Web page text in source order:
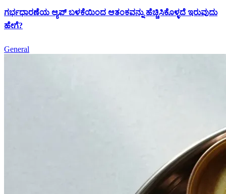
ಗರ್ಭಧಾರಣೆಯ ಆ್ಯಪ್‌ ಬಳಕೆಯಿಂದ ಆತಂಕವನ್ನು ಹೆಚ್ಚಿಸಿಕೊಳ್ಳದೆ ಇರುವುದು
ಹೇಗೆ?
General